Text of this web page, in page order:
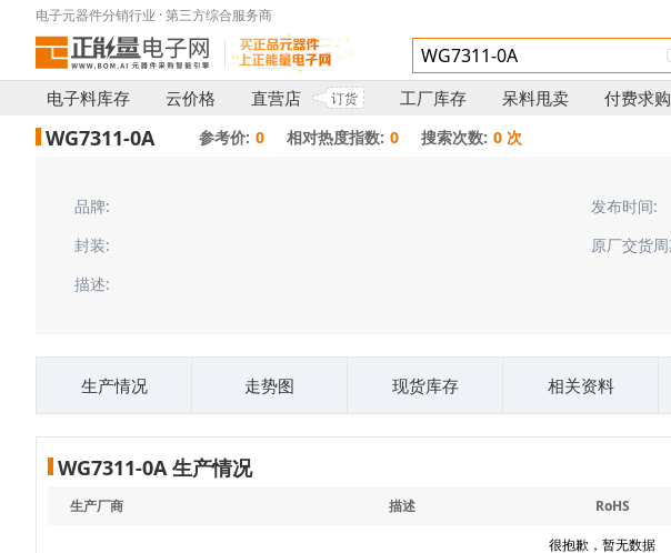
电子元器件分销行业 · 第三方综合服务商
电子料库存 云价格 直营店 订货 工厂库存 呆料甩卖 付费求购
WG7311-0A 参考价: 0 相对热度指数: 0 搜索次数: 0 次
品牌:
发布时间:
封装:
原厂交货
描述:
生产情况 走势图 现货库存 相关资料
WG7311-0A 生产情况
生产厂商 描述 RoHS
很抱歉，暂无数据